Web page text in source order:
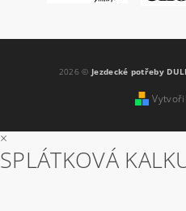
2026 © Jezdecké potřeby
×
SPLÁTKOVÁ